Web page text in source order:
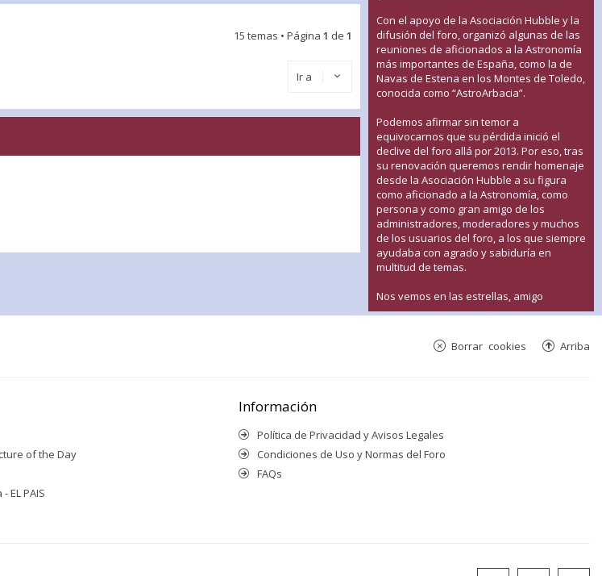
15 temas • Página 1 de 1
Ir a
Con el apoyo de la Asociación Hubble y la
difusión del foro, organizó algunas de las
reuniones de aficionados a la Astronomía
más importantes de España, como la de
Navas de Estena en los Montes de Toledo,
conocida como “AstroArbacia”.
Podemos afirmar sin temor a
equivocarnos que su pérdida inició el
declive del foro allá por 2013. Por eso, tras
su renovación queremos rendir homenaje
desde la Asociación Hubble a su figura
como aficionado a la Astronomía, como
persona y como gran amigo de los
administradores, moderadores y muchos
de los usuarios del foro, a los que siempre
ayudaba con agrado y sabiduría en
multitud de temas.
Nos vemos en las estrellas, amigo
Arriba
Borrar cookies
of the Day
EL PAIS
Información
Política de Privacidad y Avisos Legales
Condiciones de Uso y Normas del Foro
FAQs